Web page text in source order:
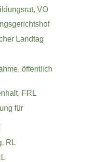
VO
Landtag
öffentlich
FRL
für
RL